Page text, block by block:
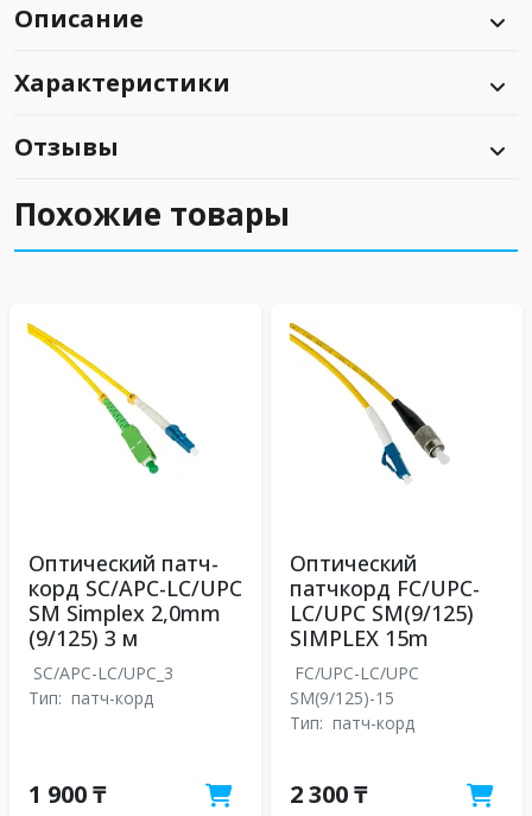
Описание
Характеристики
Отзывы
Похожие товары
Оптический патч-
корд SC/APC-LC/UPC
SM Simplex 2,0mm
(9/125) 3 м
SC/APC-LC/UPC_3
Тип: патч-корд
1 900 ₸
Оптический
патчкорд FC/UPC-
LC/UPC SM(9/125)
SIMPLEX 15m
FC/UPC-LC/UPC
SM(9/125)-15
Тип: патч-корд
2 300 ₸